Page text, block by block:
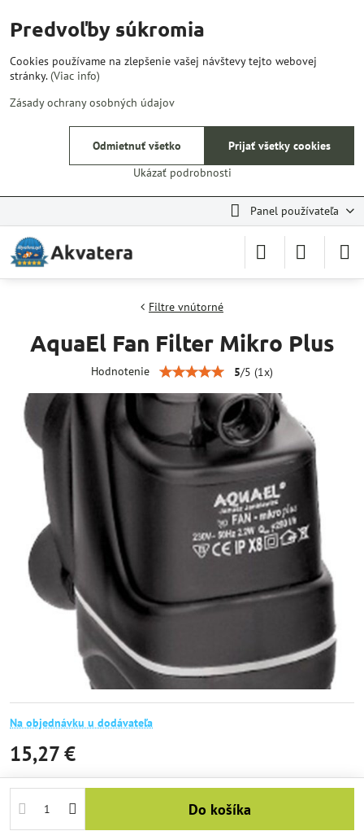
Panel používateľa
Filtre vnútorné
AquaEl Fan Filter Mikro Plus
Hodnotenie 5/5 (1x)
Na objednávku u dodávateľa
15,27 €
Do košíka
Predvoľby súkromia
Cookies používame na zlepšenie vašej návštevy tejto webovej
stránky.(Viac info)
Zásady ochrany osobných údajov
Ukázať podrobnosti
Prijať všetky cookies
Odmietnuť všetko